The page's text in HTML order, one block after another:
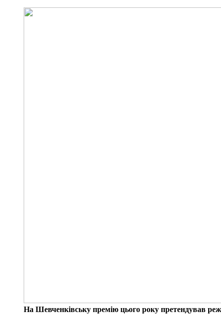
На Шевченківську премію цього року претендував